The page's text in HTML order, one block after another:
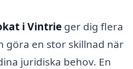
i Vintrie ger dig flera
göra en stor skillnad när
juridiska behov. En